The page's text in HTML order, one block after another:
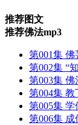
推荐图文
推荐佛法mp3
第001集
第002集 “
第003集 佛
第004集 教
第005集 学
第006集 成